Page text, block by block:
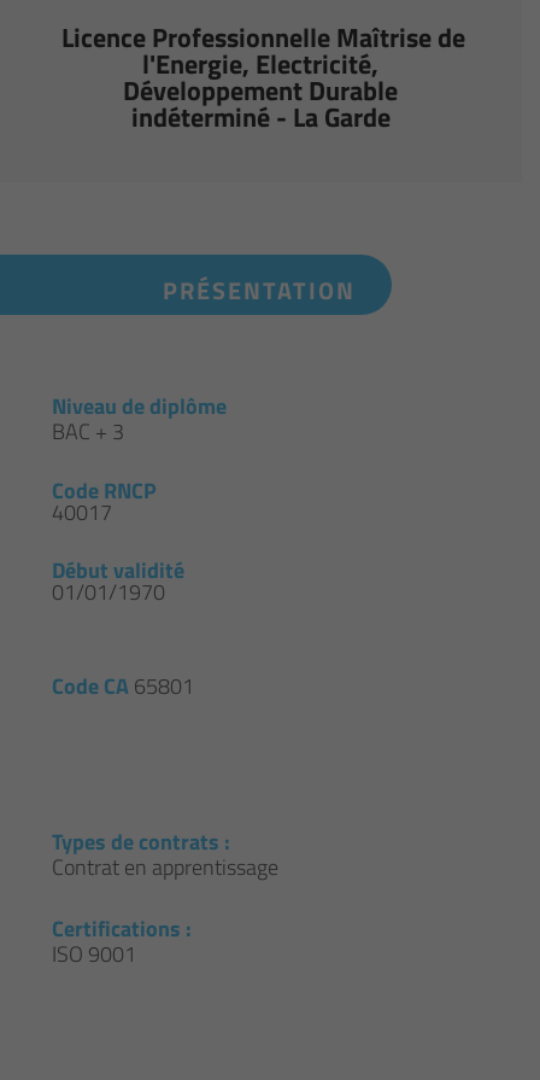
Licence Professionnelle Maîtrise de
l'Energie, Electricité,
Développement Durable
indéterminé - La Garde
PRÉSENTATION
Niveau de diplôme
BAC + 3
Code RNCP
40017
Début validité
01/01/1970
Code CA65801
Types de contrats :
Contrat en apprentissage
Certifications :
ISO 9001